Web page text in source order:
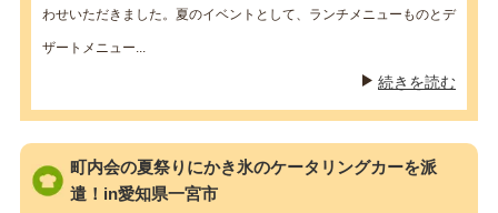
わせいただきました。夏のイベントとして、ランチメニューものとデ
ザートメニュー...
続きを読む
町内会の夏祭りにかき氷のケータリングカーを派
遣！in愛知県一宮市